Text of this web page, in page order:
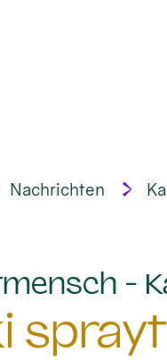
Nachrichten
-